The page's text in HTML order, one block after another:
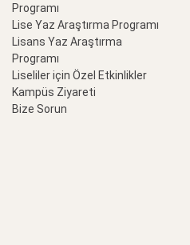
Programı
Lise Yaz Araştırma Programı
Lisans Yaz Araştırma
Programı
Liseliler için Özel Etkinlikler
Kampüs Ziyareti
Bize Sorun